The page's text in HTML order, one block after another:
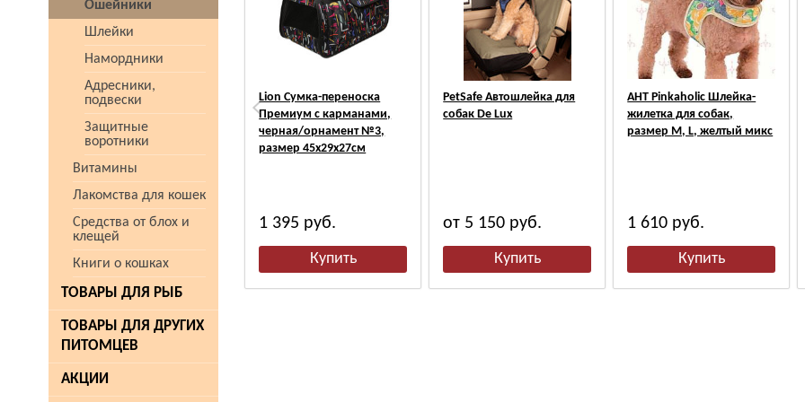
Ошейники
Шлейки
Намордники
Адресники,
подвески
Защитные
воротники
Витамины
Лакомства для кошек
Средства от блох и
клещей
Книги о кошках
ТОВАРЫ ДЛЯ РЫБ
ТОВАРЫ ДЛЯ ДРУГИХ
ПИТОМЦЕВ
АКЦИИ
Lion Сумка-переноска
Премиум с карманами,
черная/орнамент №3,
размер 45х29х27см
1 395 руб.
PetSafe Автошлейка для
собак De Lux
от 5 150 руб.
АНТ Pinkaholic Шлейка-
жилетка для собак,
размер M, L, желтый микс
1 610 руб.